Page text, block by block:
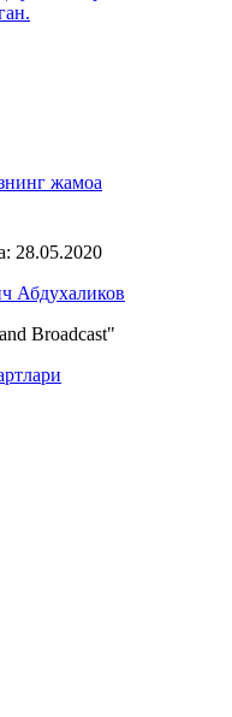
жамоа
28.05.2020
Абдухаликов
Broadcast"